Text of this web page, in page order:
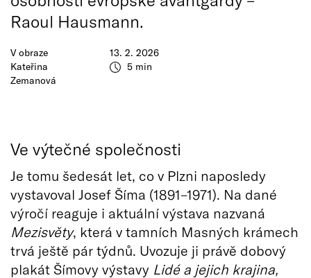
V obraze
Kateřina
Zemanová
13. 2. 2026
5 min
Raoul Hausmann.
Ve výtečné společnosti
Je tomu šedesát let, co v Plzni naposledy
vystavoval Josef Šíma (1891–1971). Na dané
výročí reaguje i aktuální výstava nazvaná
Mezisvěty, která v tamních Masných krámech
trvá ještě pár týdnů. Uvozuje ji právě dobový
plakát Šímovy výstavy Lidé a jejich krajina,